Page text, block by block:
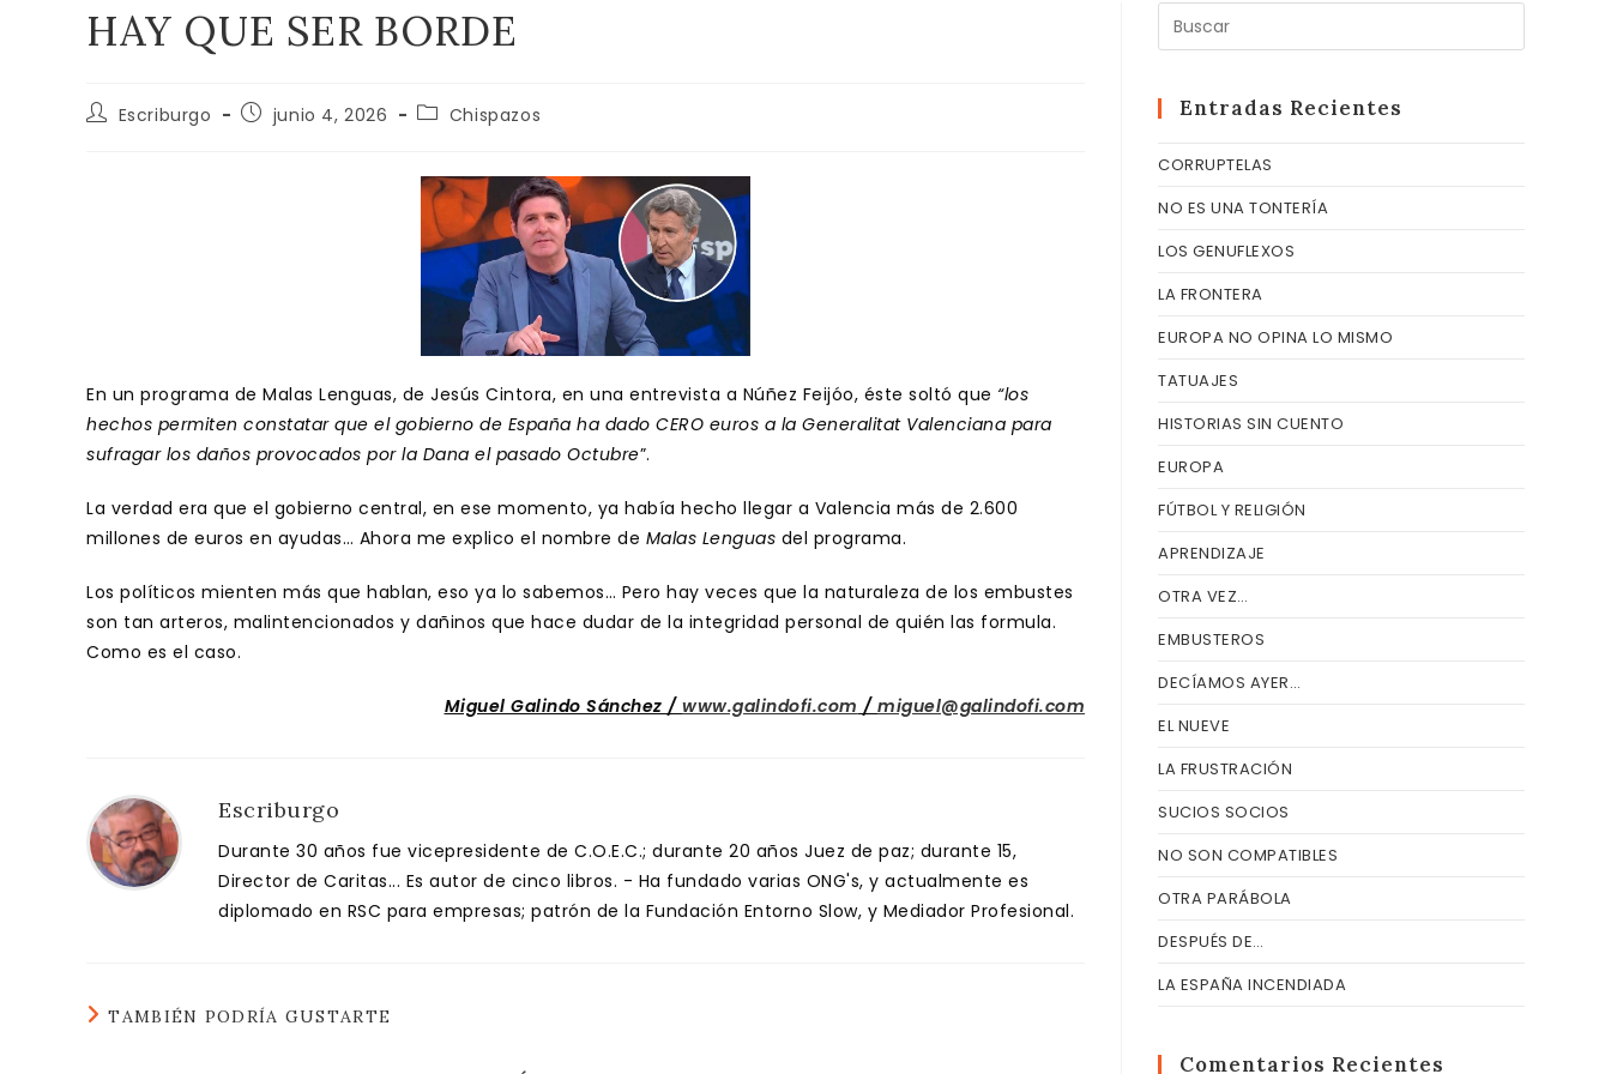
HAY QUE SER BORDE
AutorEscriburgo
Publicación
junio 4, 2026
Categoría
entrada:
Chispazos
En un programa de Malas Lenguas, de Jesús Cintora, en una entrevista a Núñez Feijóo, éste soltó que “los
hechos permiten constatar que el gobierno de España ha dado CERO euros a la Generalitat Valenciana para
sufragar los daños provocados por la Dana el pasado Octubre”.
La verdad era que el gobierno central, en ese momento, ya había hecho llegar a Valencia más de 2.600
millones de euros en ayudas… Ahora me explico el nombre de Malas Lenguas del programa.
Los políticos mienten más que hablan, eso ya lo sabemos… Pero hay veces que la naturaleza de los embustes
son tan arteros, malintencionados y dañinos que hace dudar de la integridad personal de quién las formula.
Como es el caso.
Miguel Galindo Sánchez / www.galindofi.com / miguel@galindofi.com
Escriburgo
Durante 30 años fue vicepresidente de C.O.E.C.; durante 20 años Juez de paz; durante 15,
Director de Caritas... Es autor de cinco libros. - Ha fundado varias ONG's, y actualmente es
diplomado en RSC para empresas; patrón de la Fundación Entorno Slow, y Mediador Profesional.
TAMBIÉN PODRÍA GUSTARTE
Escape
Entradas Recientes
CORRUPTELAS
NO ES UNA TONTERÍA
LOS GENUFLEXOS
LA FRONTERA
EUROPA NO OPINA LO MISMO
TATUAJES
HISTORIAS SIN CUENTO
EUROPA
FÚTBOL Y RELIGIÓN
APRENDIZAJE
OTRA VEZ…
EMBUSTEROS
DECÍAMOS AYER…
EL NUEVE
LA FRUSTRACIÓN
SUCIOS SOCIOS
NO SON COMPATIBLES
OTRA PARÁBOLA
DESPUÉS DE…
LA ESPAÑA INCENDIADA
Comentarios Recientes